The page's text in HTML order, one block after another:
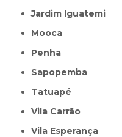
Jardim Iguatemi
Mooca
Penha
Sapopemba
Tatuapé
Vila Carrão
Vila Esperança